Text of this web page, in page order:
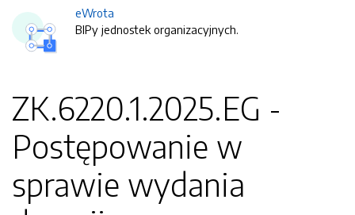
eWrota
BIPy jednostek organizacyjnych.
ZK.6220.1.2025.EG -
Postępowanie w
sprawie wydania